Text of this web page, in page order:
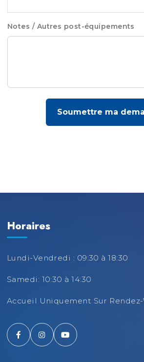
Notes / Autres post-équipements
Soumettre ma
Horaires
Lundi-Vendredi : 09:30 à 18:30
Samedi: 10:30 à 14:30
Accueil Uniquement Sur Rendez-